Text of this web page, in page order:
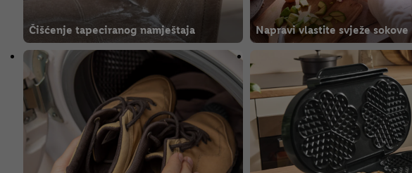
Čišćenje tapeciranog namještaja Napravi vlastite svježe sokove